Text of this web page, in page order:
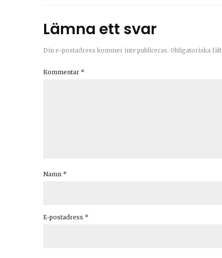
Lämna ett svar
Din e-postadress kommer inte publiceras. Obligatoriska
Kommentar *
Namn *
E-postadress *